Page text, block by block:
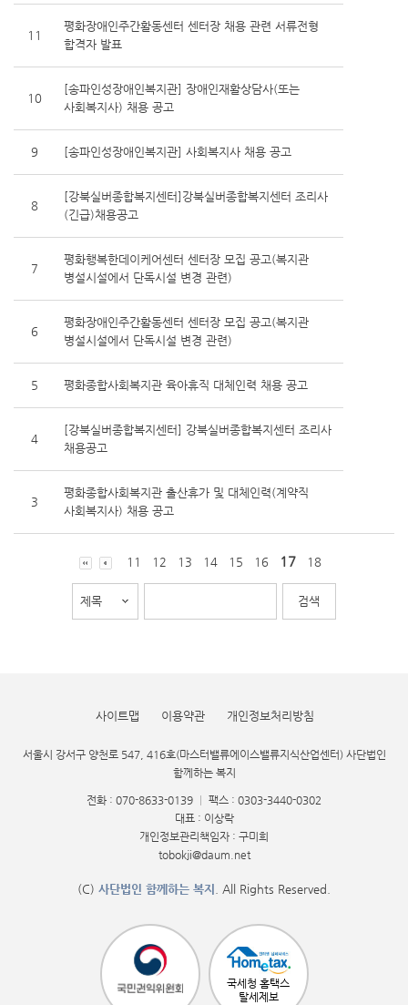
11
평화장애인주간활동센터 센터장 채용 관련 서류전형
합격자 발표
10
[송파인성장애인복지관] 장애인재활상담사(또는
사회복지사) 채용 공고
9 [송파인성장애인복지관] 사회복지사 채용 공고
8
[강북실버종합복지센터]강북실버종합복지센터 조리사
(긴급)채용공고
7
평화행복한데이케어센터 센터장 모집 공고(복지관
병설시설에서 단독시설 변경 관련)
6
평화장애인주간활동센터 센터장 모집 공고(복지관
병설시설에서 단독시설 변경 관련)
5 평화종합사회복지관 육아휴직 대체인력 채용 공고
4
[강북실버종합복지센터] 강북실버종합복지센터 조리사
채용공고
3
평화종합사회복지관 출산휴가 및 대체인력(계약직
사회복지사) 채용 공고
11 12 13 14 15 16 17 18
사이트맵 이용약관 개인정보처리방침
서울시 강서구 양천로 547, 416호(마스터밸류에이스밸류지식산업센터) 사단법인
함께하는 복지
전화 : 070-8633-0139
팩스 : 0303-3440-0302
대표 : 이상락
개인정보관리책임자 : 구미희
tobokji@daum.net
(C) 사단법인 함께하는 복지 . All Rights Reserved.
국세청 홈택스
탈세제보